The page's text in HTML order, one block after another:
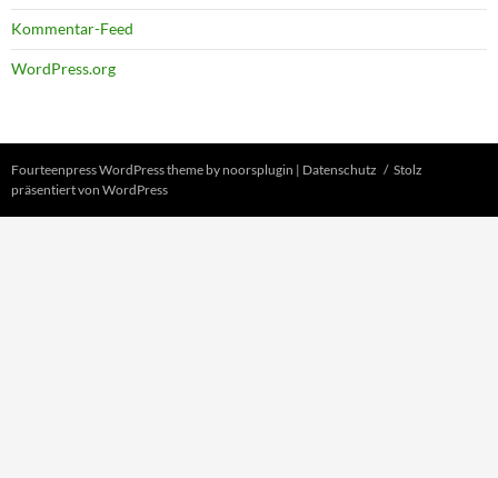
Kommentar-Feed
WordPress.org
Fourteenpress WordPress theme by noorsplugin | Datenschutz
Stolz
präsentiert von WordPress